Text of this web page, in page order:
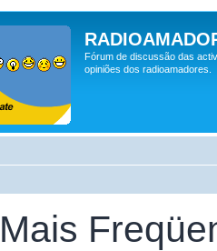
Fórum de discussão das
opiniões dos radioamadores.